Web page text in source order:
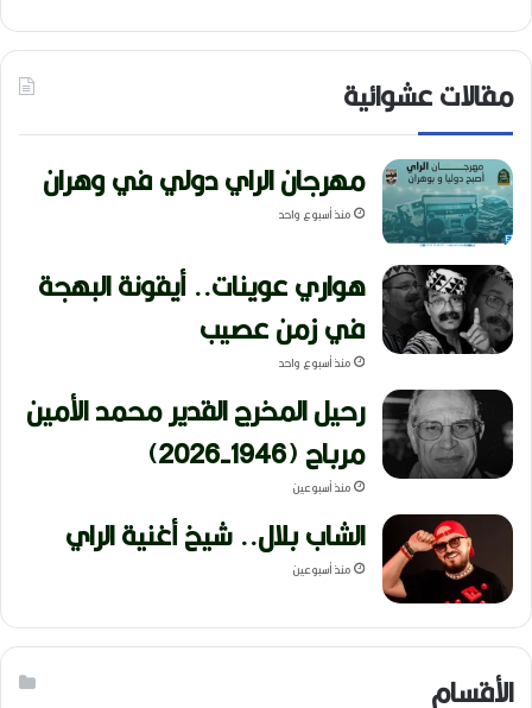
مقالات عشوائية
مهرجان الراي دولي في وهران
منذ أسبوع واحد
هواري عوينات.. أيقونة البهجة
في زمن عصيب
منذ أسبوع واحد
رحيل المخرج القدير محمد الأمين
مرباح (1946-2026)
منذ أسبوعين
الشاب بلال.. شيخ أغنية الراي
منذ أسبوعين
الأقسام